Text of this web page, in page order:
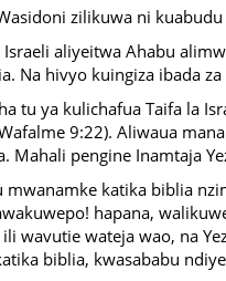
zilikuwa ni
aliyeitwa Ahabu
Na hivyo kuingiza ibada
tu ya kulichafua Taifa la
9:22). Aliwaua
Mahali pengine Inamtaja
mwanamke katika biblia
hapana,
wavutie wateja wao, na
biblia, kwasababu